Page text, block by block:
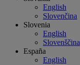
English
Slovenčina
Slovenia
English
Slovenščina
España
English